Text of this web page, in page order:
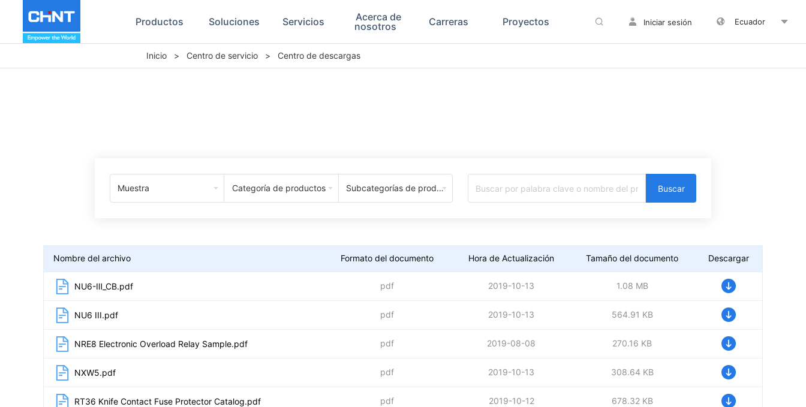
Iniciar sesión Ecuador
Productos Soluciones Servicios
Acerca de
nosotros
Carreras Proyectos
Inicio > Centro de servicio > Centro de descargas
Muestra Categoría de productos Subcategorías de productos Buscar
Nombre del archivo Formato del documento Hora de Actualización Tamaño del documento Descargar
NU6-Ⅲ_CB.pdf pdf 2019-10-13 1.08 MB
NU6 III.pdf pdf 2019-10-13 564.91 KB
NRE8 Electronic Overload Relay Sample.pdf pdf 2019-08-08 270.16 KB
NXW5.pdf pdf 2019-10-13 308.64 KB
RT36 Knife Contact Fuse Protector Catalog.pdf pdf 2019-10-12 678.32 KB